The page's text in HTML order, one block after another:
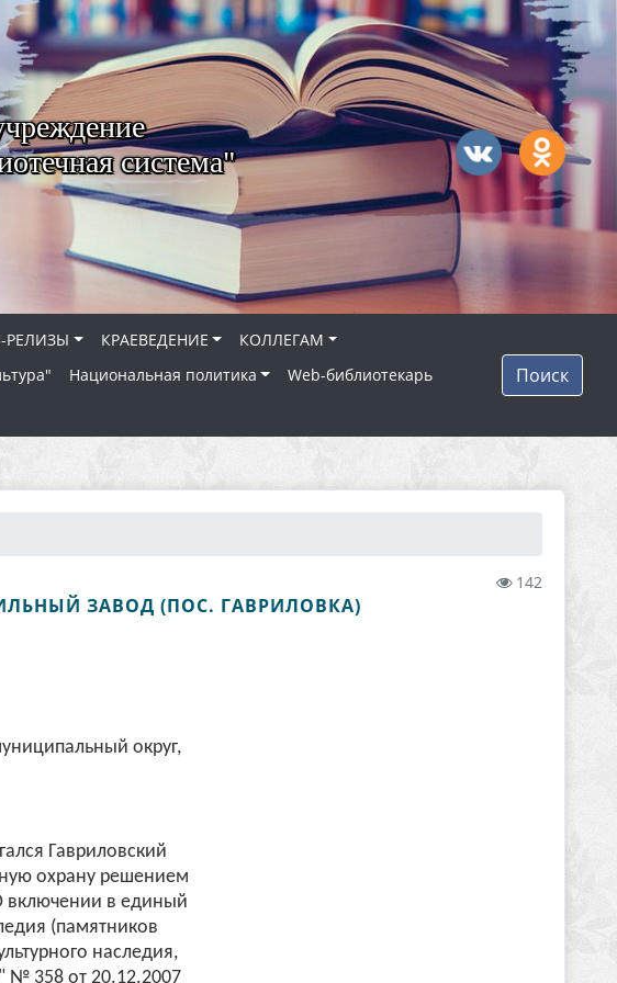
система"
РЕЛИЗЫ КРАЕВЕДЕНИЕ
КОЛЛЕГАМ
Национальная политика
Web-библиотекарь
Поиск
142
ЗАВОД (ПОС. ГАВРИЛОВКА)
округ,
Гавриловский
охрану решением
включении в единый
(памятников
наследия,
№ 358 от 20.12.2007